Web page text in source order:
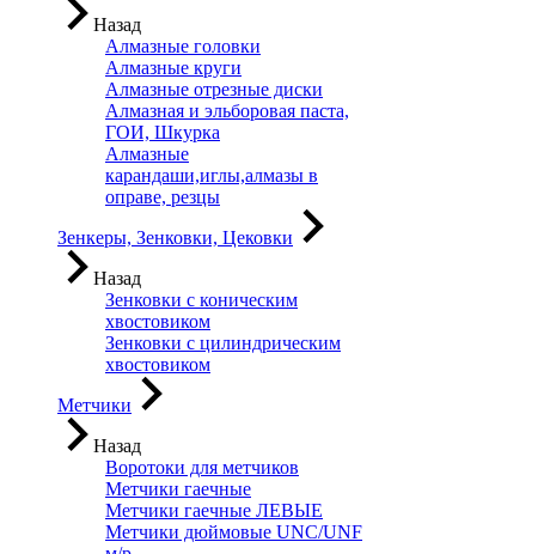
Назад
Алмазные головки
Алмазные круги
Алмазные отрезные диски
Алмазная и эльборовая паста,
ГОИ, Шкурка
Алмазные
карандаши,иглы,алмазы в
оправе, резцы
Зенкеры, Зенковки, Цековки
Назад
Зенковки с коническим
хвостовиком
Зенковки с цилиндрическим
хвостовиком
Метчики
Назад
Воротоки для метчиков
Метчики гаечные
Метчики гаечные ЛЕВЫЕ
Метчики дюймовые UNC/UNF